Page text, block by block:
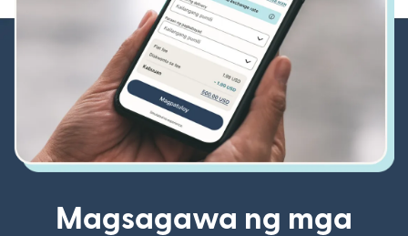
Magsagawa ng mga